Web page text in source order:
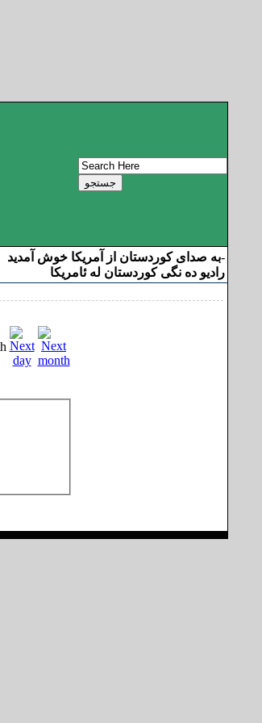
به صدای کوردستان از آمریکا خوش آمدید-
رادیو ده نگی کوردستان له ئامریکا